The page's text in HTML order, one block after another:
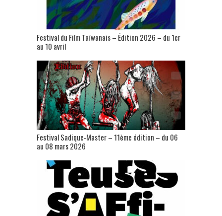
Festival du Film Taïwanais – Édition 2026 – du 1er
au 10 avril
Festival Sadique-Master – 11ème édition – du 06
au 08 mars 2026